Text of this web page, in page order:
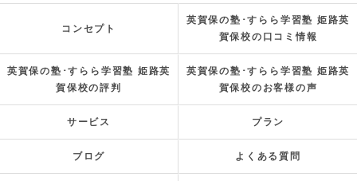
コンセプト
英賀保の塾･すらら学習塾 姫路英
賀保校の口コミ情報
英賀保の塾･すらら学習塾 姫路英
賀保校の評判
英賀保の塾･すらら学習塾 姫路英
賀保校のお客様の声
サービス プラン
ブログ よくある質問